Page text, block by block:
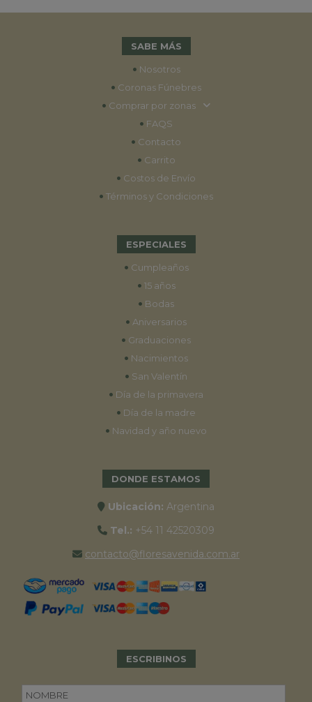
SABE MÁS
• Nosotros
• Coronas Fúnebres
• Comprar por zonas
• FAQS
• Contacto
• Carrito
• Costos de Envío
• Términos y Condiciones
ESPECIALES
• Cumpleaños
• 15 años
• Bodas
• Aniversarios
• Graduaciones
• Nacimientos
• San Valentín
• Día de la primavera
• Día de la madre
• Navidad y año nuevo
DONDE ESTAMOS
Ubicación: Argentina
Tel.: +54 11 42520309
contacto@floresavenida.com.ar
ESCRIBINOS